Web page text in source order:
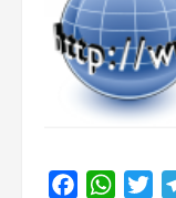
Facebook